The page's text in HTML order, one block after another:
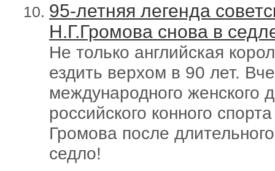
95-летняя легенда
Н.Г.Громова снова в
Не только английская
ездить верхом в 90 лет.
международного женского
российского конного
Громова после
седло!